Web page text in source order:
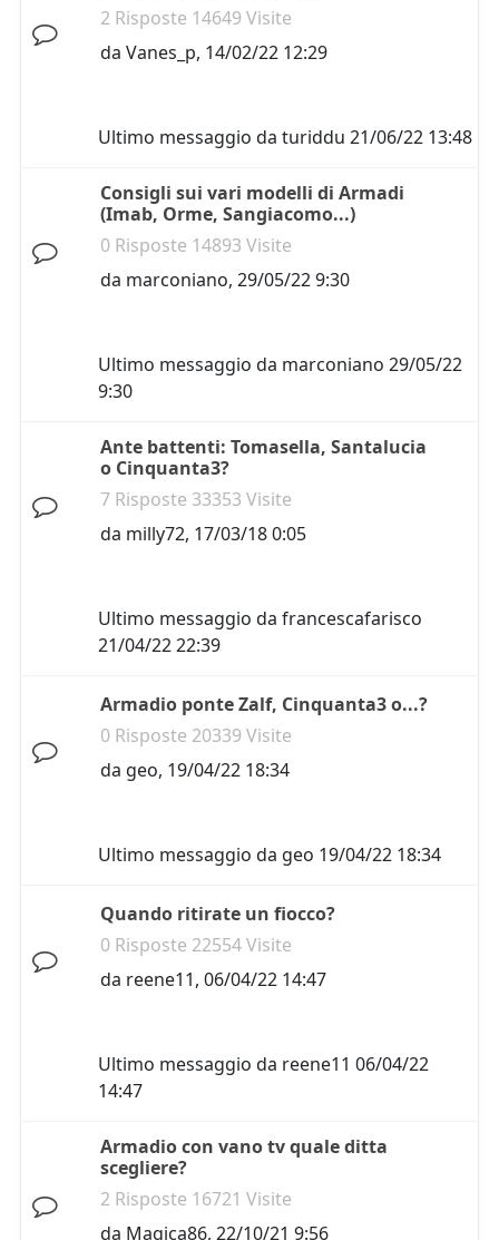
2 Risposte 14649 Visite
da Vanes_p, 14/02/22 12:29
Ultimo messaggio da turiddu 21/06/22 13:48
Consigli sui vari modelli di Armadi
(Imab, Orme, Sangiacomo...)
0 Risposte 14893 Visite
da marconiano, 29/05/22 9:30
Ultimo messaggio da marconiano 29/05/22
9:30
Ante battenti: Tomasella, Santalucia
o Cinquanta3?
7 Risposte 33353 Visite
da milly72, 17/03/18 0:05
Ultimo messaggio da francescafarisco
21/04/22 22:39
Armadio ponte Zalf, Cinquanta3 o...?
0 Risposte 20339 Visite
da geo, 19/04/22 18:34
Ultimo messaggio da geo 19/04/22 18:34
Quando ritirate un fiocco?
0 Risposte 22554 Visite
da reene11, 06/04/22 14:47
Ultimo messaggio da reene11 06/04/22
14:47
Armadio con vano tv quale ditta
scegliere?
2 Risposte 16721 Visite
da Magica86, 22/10/21 9:56